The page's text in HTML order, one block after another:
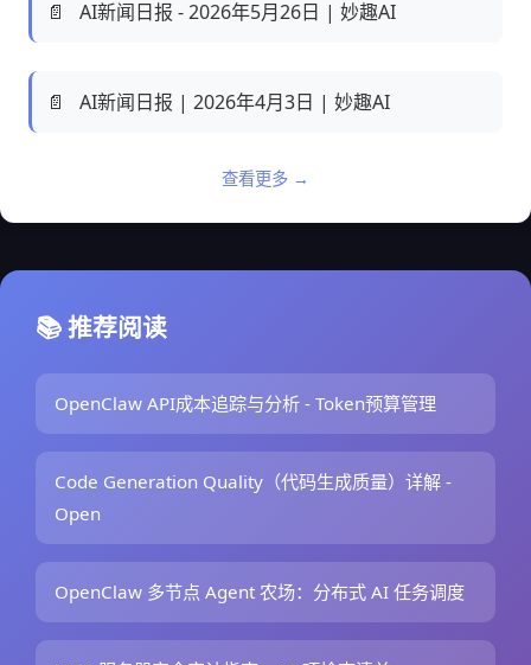
📄 AI新闻日报 - 2026年5月26日 | 妙趣AI
📄 AI新闻日报 | 2026年4月3日 | 妙趣AI
查看更多 →
📚 推荐阅读
OpenClaw API成本追踪与分析 - Token预算管理
Code Generation Quality（代码生成质量）详解 -
Open
OpenClaw 多节点 Agent 农场：分布式 AI 任务调度